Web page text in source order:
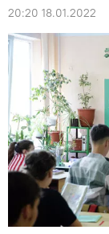
20:20 18.01.2022